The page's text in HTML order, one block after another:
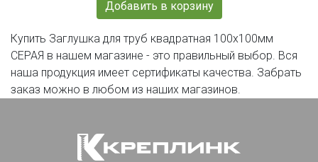
Добавить в корзину
Купить Заглушка для труб квадратная 100х100мм
СЕРАЯ в нашем магазине - это правильный выбор. Вся
наша продукция имеет сертификаты качества. Забрать
заказ можно в любом из наших магазинов.